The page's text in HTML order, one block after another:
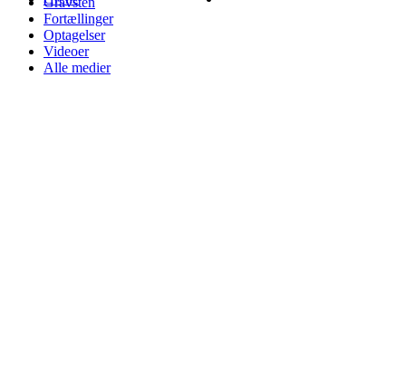
Fortællinger
Optagelser
Videoer
Alle medier